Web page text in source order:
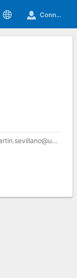
Connexion
ab.martin.sevillano@umontreal.ca